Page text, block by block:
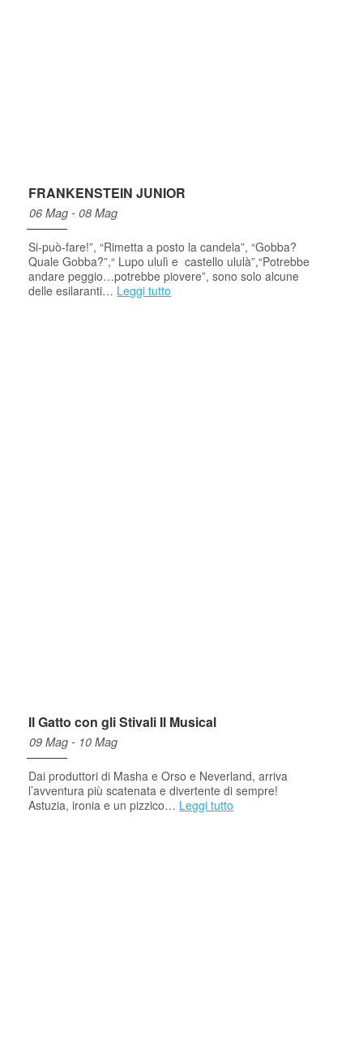
FRANKENSTEIN JUNIOR
06 Mag - 08 Mag
Si-può-fare!”, “Rimetta a posto la candela”, “Gobba?
Quale Gobba?”,“ Lupo ululì e castello ululà”,“Potrebbe
andare peggio…potrebbe piovere”, sono solo alcune
delle esilaranti… Leggi tutto
Il Gatto con gli Stivali Il Musical
09 Mag - 10 Mag
Dai produttori di Masha e Orso e Neverland, arriva
l’avventura più scatenata e divertente di sempre!
Astuzia, ironia e un pizzico… Leggi tutto